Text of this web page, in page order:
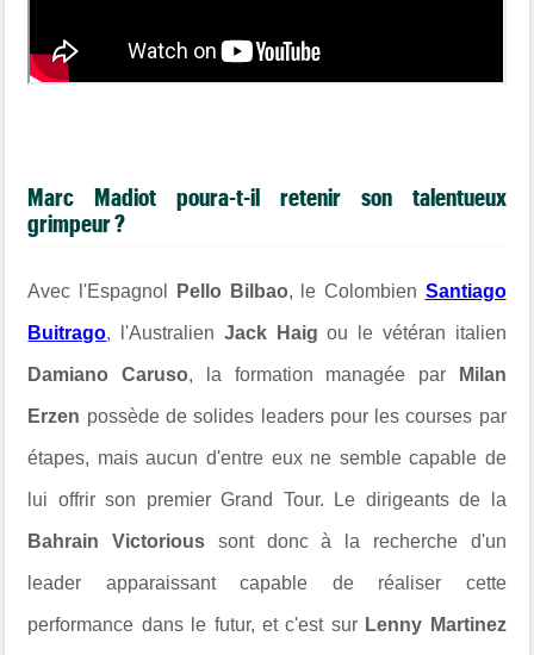
Marc Madiot poura-t-il retenir son talentueux
grimpeur ?
Avec l'Espagnol Pello Bilbao, le Colombien Santiago
Buitrago, l'Australien Jack Haig ou le vétéran italien
Damiano Caruso, la formation managée par Milan
Erzen possède de solides leaders pour les courses par
étapes, mais aucun d'entre eux ne semble capable de
lui offrir son premier Grand Tour. Le dirigeants de la
Bahrain Victorious sont donc à la recherche d'un
leader apparaissant capable de réaliser cette
performance dans le futur, et c'est sur Lenny Martinez